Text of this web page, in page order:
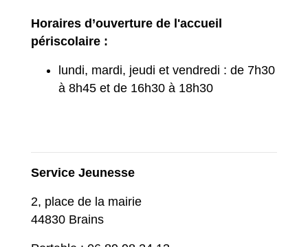
Horaires d’ouverture de l'accueil
périscolaire :
lundi, mardi, jeudi et vendredi : de 7h30
à 8h45 et de 16h30 à 18h30
Service Jeunesse
2, place de la mairie
44830 Brains